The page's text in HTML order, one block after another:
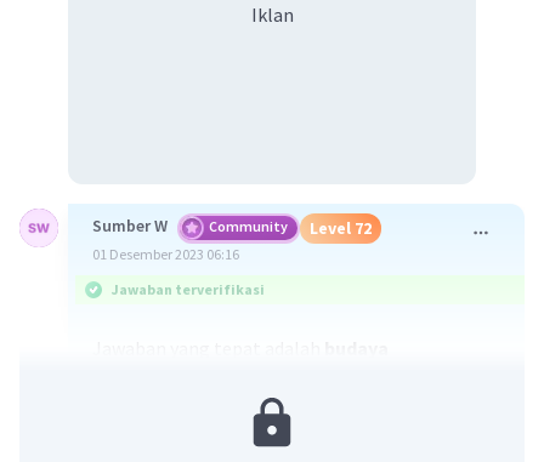
Iklan
Sumber W Community Level 72
01 Desember 2023 06:16
Jawaban terverifikasi
Berikut ini contoh kerja sama di bidang